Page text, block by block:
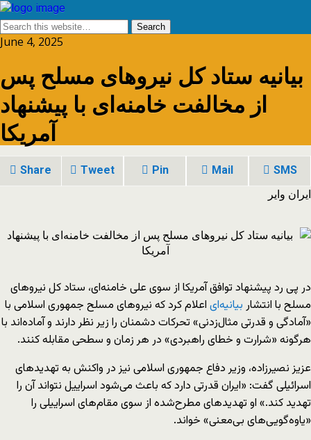
June 4, 2025
بیانیه ستاد کل نیروهای مسلح پس
از مخالفت خامنه‌ای با پیشنهاد
آمریکا
Share Tweet Pin Mail SMS
ایران وایر
در پی رد پیشنهاد توافق آمریکا از سوی علی خامنه‌ای، ستاد کل نیروهای
مسلح با انتشار بیانیه‌ای اعلام کرد که نیروهای مسلح جمهوری اسلامی با
«آمادگی و قدرتی مثال‌زدنی» تحرکات دشمنان را زیر نظر دارند و آماده‌اند با
هرگونه «شرارت و خطای راهبردی» در هر زمان و سطحی مقابله کنند.
عزیز نصیرزاده، وزیر دفاع جمهوری اسلامی نیز در واکنش به تهدیدهای
اسرائیلی گفت: «ایران قدرتی دارد که باعث می‌شود اسراییل نتواند آن را
تهدید کند.» او تهدیدهای مطرح‌شده از سوی مقام‌های اسراییلی را
«یاوه‌گویی‌های بی‌معنی» خواند.